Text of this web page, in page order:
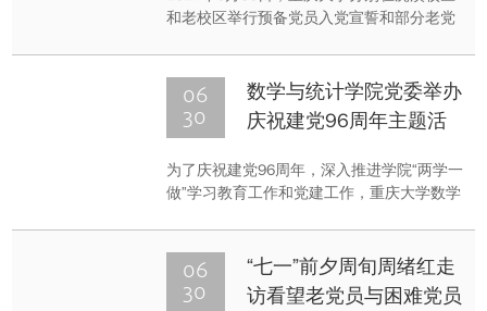
和老校区举行预备党员入党宣誓和部分老党
责人和各二级党组织书记、副书记、辅导员
等近200名老党员重温了入党誓词，300余名
入党积极分子参加活动接受了教育。
06
30
数学与统计学院党委举办
庆祝建党96周年主题活
为了庆祝建党96周年，深入推进学院“两学一
做”学习教育工作和党建工作，重庆大学数学
题活动。
06
30
“七一”前夕周旬周绪红走
访看望老党员与困难党员